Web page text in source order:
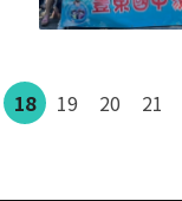
18 19 20 21